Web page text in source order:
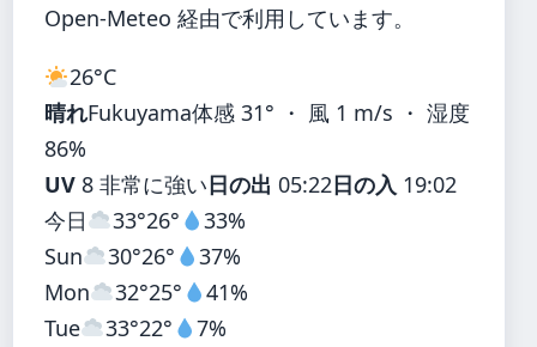
Open-Meteo 経由で利用しています。
26°C
晴れFukuyama体感 31° ・ 風 1 m/s ・ 湿度
86%
UV 8 非常に強い日の出 05:22日の入 19:02
今日
33°26°
33%
Sun
30°26°
37%
Mon
32°25°
41%
Tue
33°22°
7%